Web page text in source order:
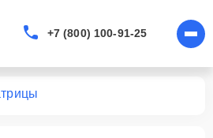
+7 (800) 100-91-25